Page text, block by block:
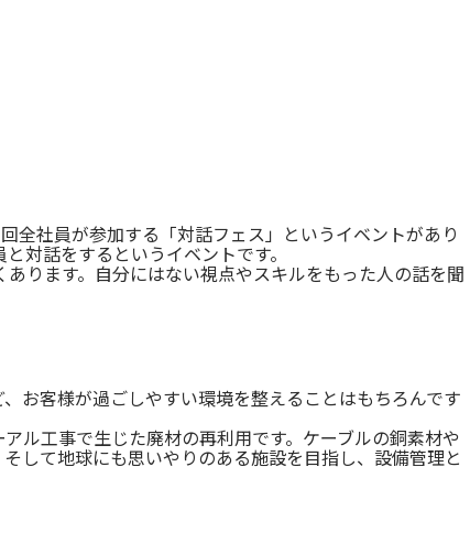
全社員が参加する「対話フェス」というイベントがあり
対話をするというイベントです。
ります。自分にはない視点やスキルをもった人の話を聞
お客様が過ごしやすい環境を整えることはもちろんです
ル工事で生じた廃材の再利用です。ケーブルの銅素材や
して地球にも思いやりのある施設を目指し、設備管理と